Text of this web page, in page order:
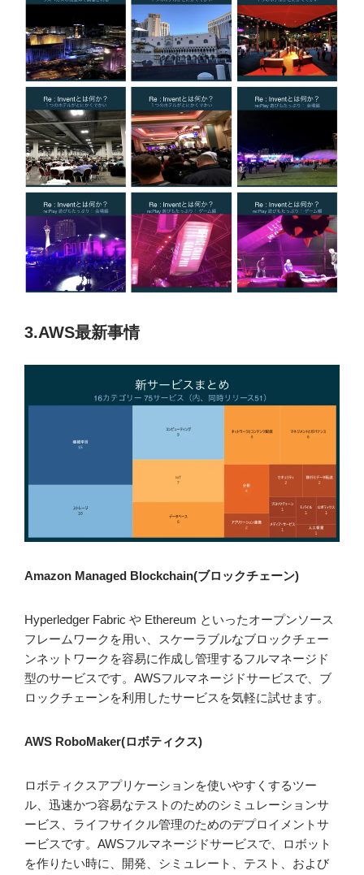
3.AWS最新事情
Amazon Managed Blockchain(ブロックチェーン)
Hyperledger Fabric や Ethereum といったオープンソース
フレームワークを用い、スケーラブルなブロックチェー
ンネットワークを容易に作成し管理するフルマネージド
型のサービスです。AWSフルマネージドサービスで、ブ
ロックチェーンを利用したサービスを気軽に試せます。
AWS RoboMaker(ロボティクス)
ロボティクスアプリケーションを使いやすくするツー
ル、迅速かつ容易なテストのためのシミュレーションサ
ービス、ライフサイクル管理のためのデプロイメントサ
ービスです。AWSフルマネージドサービスで、ロボット
を作りたい時に、開発、シミュレート、テスト、および